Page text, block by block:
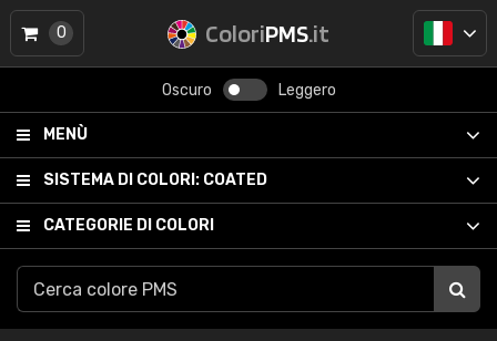
ColoriPMS.it
Oscuro Leggero
MENÙ
SISTEMA DI COLORI: COATED
CATEGORIE DI COLORI
0